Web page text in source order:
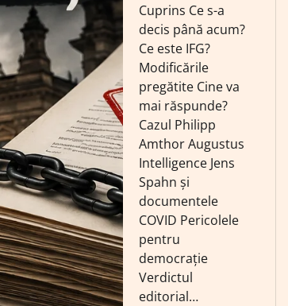
Cuprins Ce s-a
decis până acum?
Ce este IFG?
Modificările
pregătite Cine va
mai răspunde?
Cazul Philipp
Amthor Augustus
Intelligence Jens
Spahn și
documentele
COVID Pericolele
pentru
democrație
Verdictul
editorial…